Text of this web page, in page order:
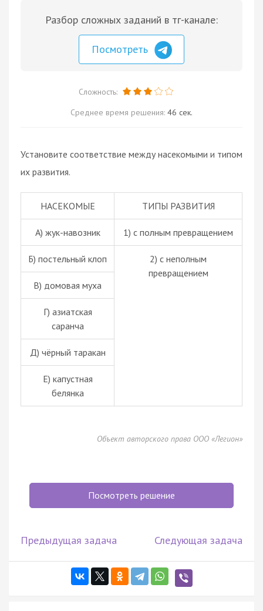
Разбор сложных заданий в тг-канале:
Посмотреть
Сложность:
Среднее время решения: 46 сек.
Установите соответствие между насекомыми и типом
их развития.
НАСЕКОМЫЕ ТИПЫ РАЗВИТИЯ
А) жук-навозник 1) с полным превращением
Б) постельный клоп
2) с неполным
превращением
В) домовая муха
Г) азиатская
саранча
Д) чёрный таракан
Е) капустная
белянка
Объект авторского права ООО «Легион»
Посмотреть решение
Предыдущая задача Следующая задача